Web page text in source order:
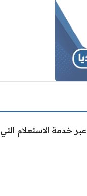
خدمة الاستعلام